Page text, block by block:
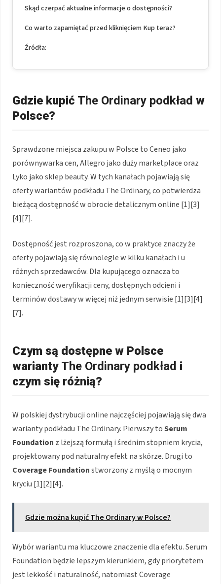
Skąd czerpać aktualne informacje o dostępności?
Co warto zapamiętać przed kliknięciem Kup teraz?
Źródła:
Gdzie kupić The Ordinary podkład w
Polsce?
Sprawdzone miejsca zakupu w Polsce to Ceneo jako
porównywarka cen, Allegro jako duży marketplace oraz
Lyko jako sklep beauty. W tych kanałach pojawiają się
oferty wariantów podkładu The Ordinary, co potwierdza
bieżącą dostępność w obrocie detalicznym online [1][3]
[4][7].
Dostępność jest rozproszona, co w praktyce znaczy że
oferty pojawiają się równolegle w kilku kanałach i u
różnych sprzedawców. Dla kupującego oznacza to
konieczność weryfikacji ceny, dostępnych odcieni i
terminów dostawy w więcej niż jednym serwisie [1][3][4]
[7].
Czym są dostępne w Polsce
warianty The Ordinary podkład i
czym się różnią?
W polskiej dystrybucji online najczęściej pojawiają się dwa
warianty podkładu The Ordinary. Pierwszy toSerum
Foundation z lżejszą formułą i średnim stopniem krycia,
projektowany pod naturalny efekt na skórze. Drugi to
Coverage Foundationstworzony z myślą o mocnym
kryciu [1][2][4].
Gdzie można kupić The Ordinary w Polsce?
Wybór wariantu ma kluczowe znaczenie dla efektu. Serum
Foundation będzie lepszym kierunkiem, gdy priorytetem
jest lekkość i naturalność, natomiast Coverage